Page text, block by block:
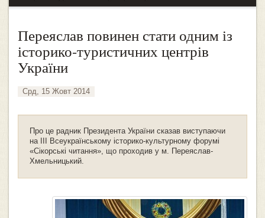
Переяслав повинен стати одним із
історико-туристичних центрів
України
Срд, 15 Жовт 2014
Про це радник Президента України сказав виступаючи
на ІІІ Всеукраїнському історико-культурному форумі
«Сікорські читання», що проходив у м. Переяслав-
Хмельницький.